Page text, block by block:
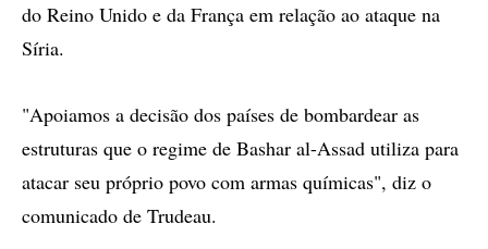
do Reino Unido e da França em relação ao ataque na
Síria.
"Apoiamos a decisão dos países de bombardear as
estruturas que o regime de Bashar al-Assad utiliza para
atacar seu próprio povo com armas químicas", diz o
comunicado de Trudeau.